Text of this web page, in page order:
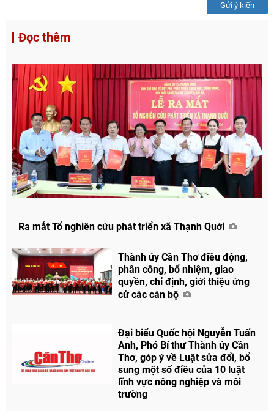
Gửi ý kiến
Đọc thêm
Ra mắt Tổ nghiên cứu phát triển xã Thạnh Quới
Thành ủy Cần Thơ điều động,
phân công, bổ nhiệm, giao
quyền, chỉ định, giới thiệu ứng
cử các cán bộ
Đại biểu Quốc hội Nguyễn Tuấn
Anh, Phó Bí thư Thành ủy Cần
Thơ, góp ý về Luật sửa đổi, bổ
sung một số điều của 10 luật
lĩnh vực nông nghiệp và môi
trường